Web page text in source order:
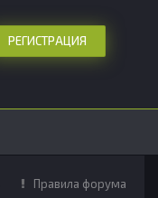
РЕГИСТРАЦИЯ
Правила форума